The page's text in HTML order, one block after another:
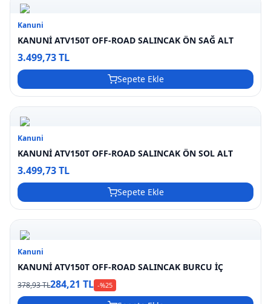
Kanuni
KANUNİ ATV150T OFF-ROAD SALINCAK ÖN SAĞ ALT
3.499,73 TL
Sepete Ekle
Kanuni
KANUNİ ATV150T OFF-ROAD SALINCAK ÖN SOL ALT
3.499,73 TL
Sepete Ekle
Kanuni
KANUNİ ATV150T OFF-ROAD SALINCAK BURCU İÇ
378,93 TL284,21 TL -%25